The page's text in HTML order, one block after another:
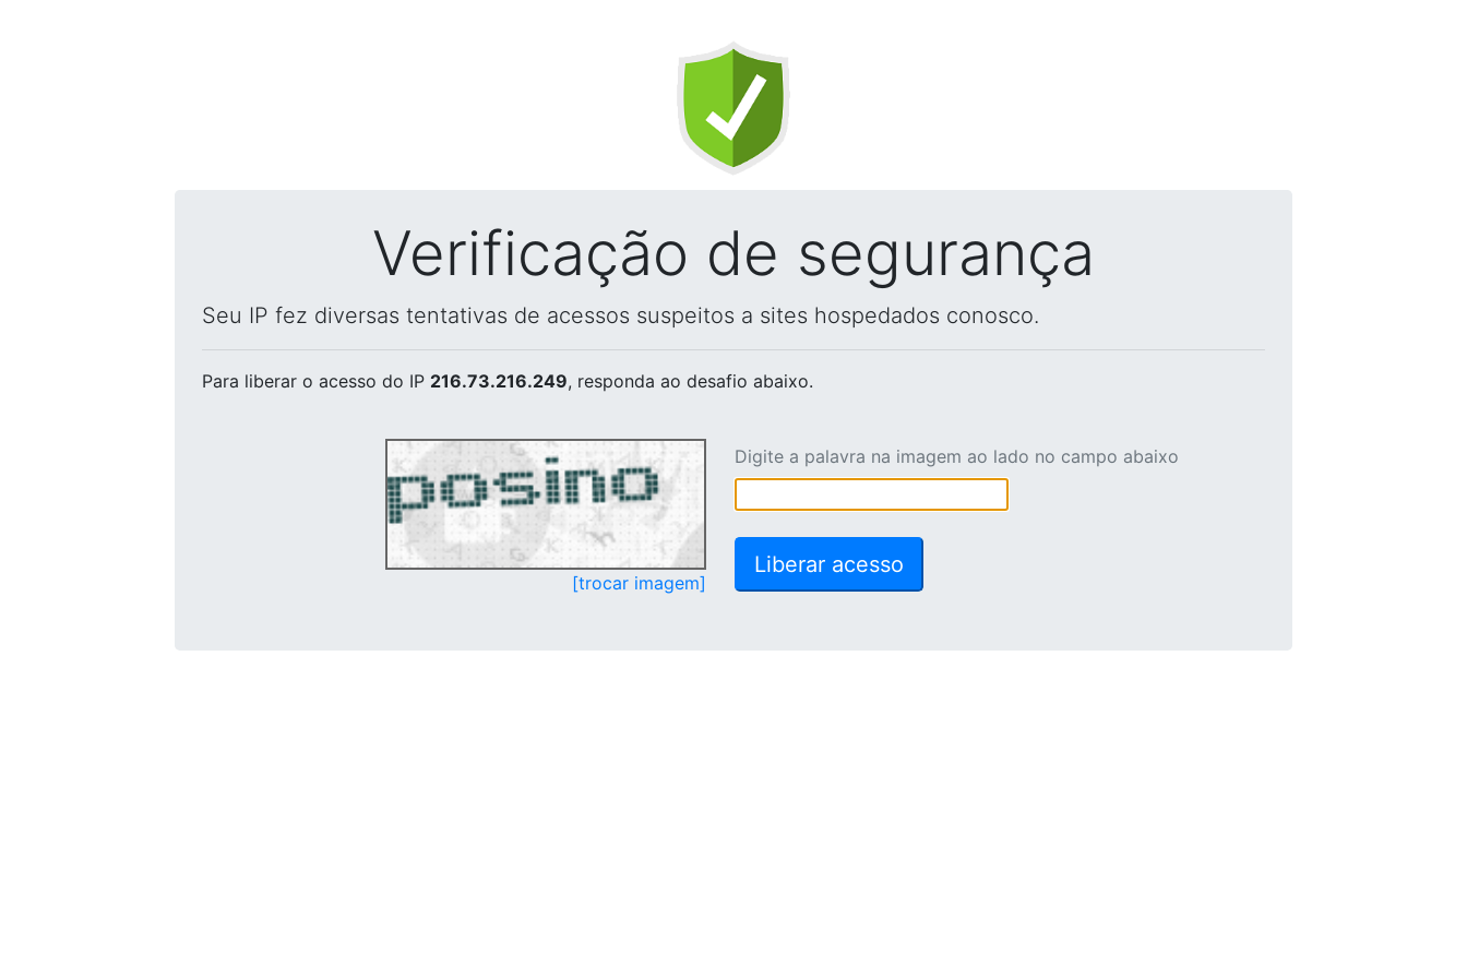
Verificação de segurança
Seu IP fez diversas tentativas de acessos suspeitos a sites hospedados conosco.
Para liberar o acesso do IP 216.73.216.249, responda ao desafio abaixo.
[trocar imagem]
Digite a palavra na imagem ao lado no campo abaixo